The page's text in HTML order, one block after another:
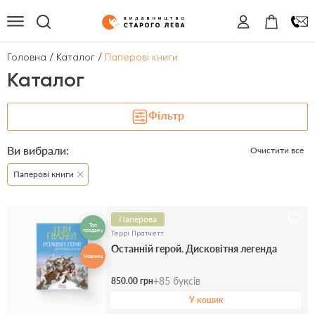
Головна / Каталог / Паперові книги
Каталог
Фільтр
Ви вибрали: Очистити все
Паперові книги
Топ
продажу
Новинка
Паперова
Террі Пратчетт
Останній герой. Дисковітня легенда
850.00 грн+85 буксів
У кошик